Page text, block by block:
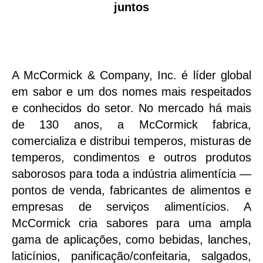
juntos
A McCormick & Company, Inc. é líder global
em sabor e um dos nomes mais respeitados
e conhecidos do setor. No mercado há mais
de 130 anos, a McCormick fabrica,
comercializa e distribui temperos, misturas de
temperos, condimentos e outros produtos
saborosos para toda a indústria alimentícia —
pontos de venda, fabricantes de alimentos e
empresas de serviços alimentícios. A
McCormick cria sabores para uma ampla
gama de aplicações, como bebidas, lanches,
laticínios, panificação/confeitaria, salgados,